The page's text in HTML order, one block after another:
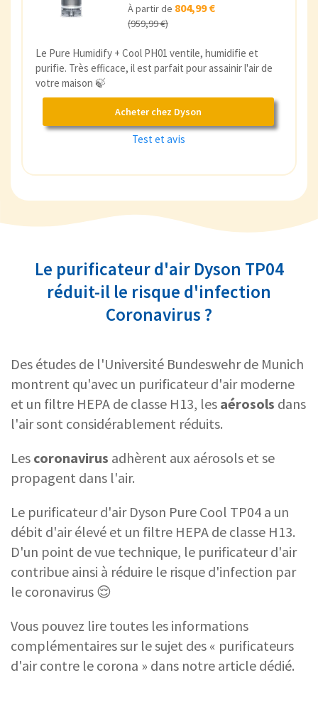
À partir de 804,99 €
(959,99 €)
Le Pure Humidify + Cool PH01 ventile, humidifie et
purifie. Très efficace, il est parfait pour assainir l'air de
votre maison 🍃
Acheter chez Dyson
Test et avis
Le purificateur d'air Dyson TP04
réduit-il le risque d'infection
Coronavirus ?
Des études de l'Université Bundeswehr de Munich
montrent qu'avec un purificateur d'air moderne
et un filtre HEPA de classe H13, les aérosols dans
l'air sont considérablement réduits.
Les coronavirus adhèrent aux aérosols et se
propagent dans l'air.
Le purificateur d'air Dyson Pure Cool TP04 a un
débit d'air élevé et un filtre HEPA de classe H13.
D'un point de vue technique, le purificateur d'air
contribue ainsi à réduire le risque d'infection par
le coronavirus 😌
Vous pouvez lire toutes les informations
complémentaires sur le sujet des « purificateurs
d'air contre le corona » dans notre article dédié.